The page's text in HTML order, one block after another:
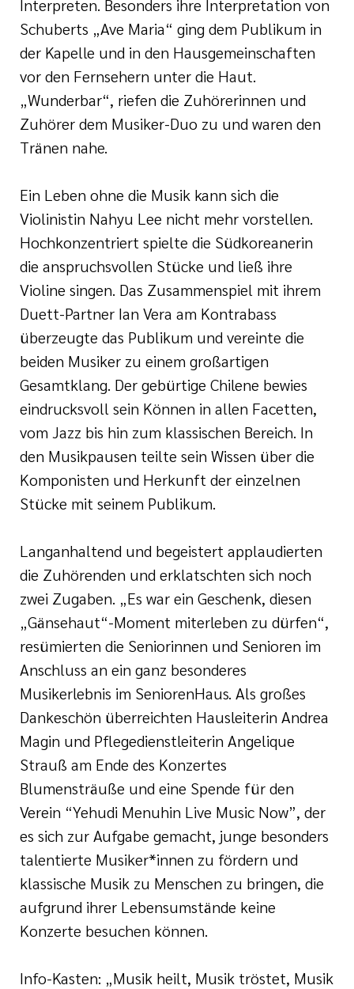
Interpreten. Besonders ihre Interpretation von
Schuberts „Ave Maria“ ging dem Publikum in
der Kapelle und in den Hausgemeinschaften
vor den Fernsehern unter die Haut.
„Wunderbar“, riefen die Zuhörerinnen und
Zuhörer dem Musiker-Duo zu und waren den
Tränen nahe.
Ein Leben ohne die Musik kann sich die
Violinistin Nahyu Lee nicht mehr vorstellen.
Hochkonzentriert spielte die Südkoreanerin
die anspruchsvollen Stücke und ließ ihre
Violine singen. Das Zusammenspiel mit ihrem
Duett-Partner Ian Vera am Kontrabass
überzeugte das Publikum und vereinte die
beiden Musiker zu einem großartigen
Gesamtklang. Der gebürtige Chilene bewies
eindrucksvoll sein Können in allen Facetten,
vom Jazz bis hin zum klassischen Bereich. In
den Musikpausen teilte sein Wissen über die
Komponisten und Herkunft der einzelnen
Stücke mit seinem Publikum.
Langanhaltend und begeistert applaudierten
die Zuhörenden und erklatschten sich noch
zwei Zugaben. „Es war ein Geschenk, diesen
„Gänsehaut“-Moment miterleben zu dürfen“,
resümierten die Seniorinnen und Senioren im
Anschluss an ein ganz besonderes
Musikerlebnis im SeniorenHaus. Als großes
Dankeschön überreichten Hausleiterin Andrea
Magin und Pflegedienstleiterin Angelique
Strauß am Ende des Konzertes
Blumensträuße und eine Spende für den
Verein “Yehudi Menuhin Live Music Now”, der
es sich zur Aufgabe gemacht, junge besonders
talentierte Musiker*innen zu fördern und
klassische Musik zu Menschen zu bringen, die
aufgrund ihrer Lebensumstände keine
Konzerte besuchen können.
Info-Kasten: „Musik heilt, Musik tröstet, Musik